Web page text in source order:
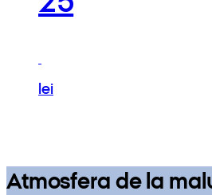
lei
Atmosfera de la